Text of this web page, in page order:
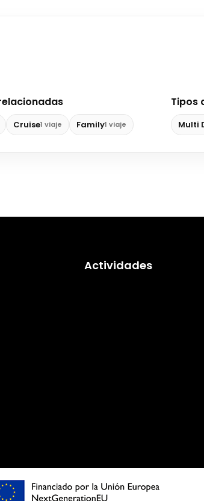
Cruise1 viaje Family1 viaje
Tipos
Multi
Actividades